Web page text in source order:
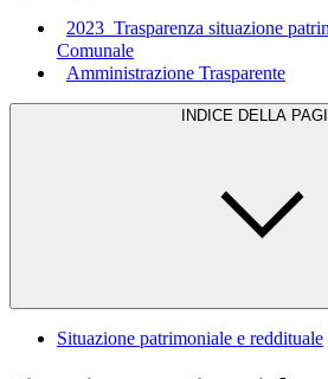
2023_Trasparenza situazione
Comunale
Amministrazione Trasparente
INDICE DELLA
Situazione patrimoniale e reddituale